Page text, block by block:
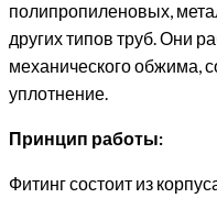
полипропиленовых,
других типов труб. Они
механического обжима,
уплотнение.
Принцип работы:
Фитинг состоит из